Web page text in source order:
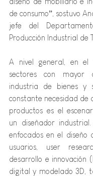
de consumo”, sostuvo
jefe del
Producción Industrial de
A nivel general, en el
sectores con mayor
industria de bienes y
constante necesidad de
productos es el
un diseñador
enfocados en el diseño
usuarios, user
desarrollo e innovación
digital y modelado 3D,